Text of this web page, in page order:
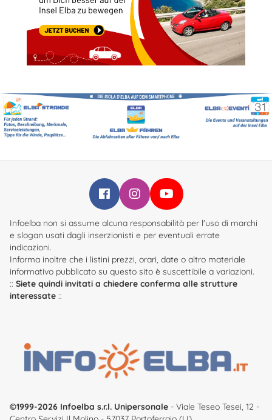
Infoelba su Facebook
Infoelba su Instagram
Infoelba su YouTube
Infoelba non si assume alcuna responsabilità per l'uso di marchi
e slogan usati dagli inserzionisti e per eventuali errate
indicazioni.
Informa inoltre che i listini prezzi, orari, date o altro materiale
informativo pubblicato su questo sito è suscettibile a variazioni.
:: Siete quindi invitati a chiedere conferma alle strutture
interessate ::
©1999-2026 Infoelba s.r.l. Unipersonale - Viale Teseo Tesei, 12 -